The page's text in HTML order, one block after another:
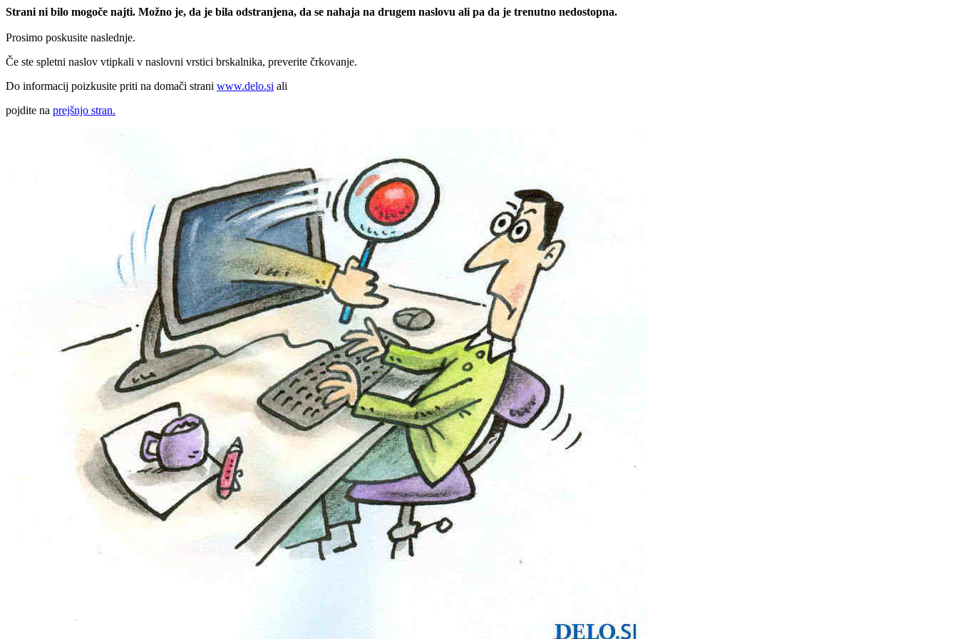
Strani ni bilo mogoče najti. Možno je, da je bila odstranjena, da se nahaja na drugem naslovu ali pa da je trenutno nedostopna.
Prosimo poskusite naslednje.
Če ste spletni naslov vtipkali v naslovni vrstici brskalnika, preverite črkovanje.
Do informacij poizkusite priti na domači strani www.delo.si ali
pojdite na prejšnjo stran.